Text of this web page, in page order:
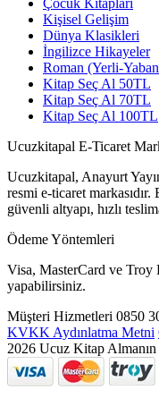
Kişisel Gelişim
Dünya Klasikleri
İngilizce Hikayeler
Roman (Yerli-
Kitap Seç Al 50TL
Kitap Seç Al 70TL
Kitap Seç Al 100TL
Ucuzkitapal E-Ticaret
Ucuzkitapal, Anayurt
resmi e-ticaret markasıdır.
güvenli altyapı, hızlı
Ödeme Yöntemleri
Visa, MasterCard ve Troy
yapabilirsiniz.
Müşteri Hizmetleri 0850
KVKK Aydınlatma Metni
2026 Ucuz Kitap